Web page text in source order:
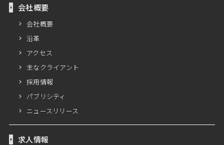
会社概要
会社概要
沿革
アクセス
主なクライアント
採用情報
パブリシティ
ニュースリリース
求人情報